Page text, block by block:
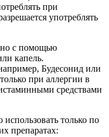
при
употреблять
с помощью
капель.
Будесонид или
при аллергии в
средствами
только по
препаратах: